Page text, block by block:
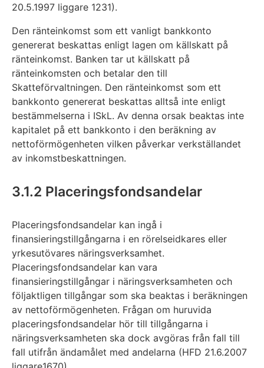
20.5.1997 liggare 1231).
Den ränteinkomst som ett vanligt bankkonto
genererat beskattas enligt lagen om källskatt på
ränteinkomst. Banken tar ut källskatt på
ränteinkomsten och betalar den till
Skatteförvaltningen. Den ränteinkomst som ett
bankkonto genererat beskattas alltså inte enligt
bestämmelserna i ISkL. Av denna orsak beaktas inte
kapitalet på ett bankkonto i den beräkning av
nettoförmögenheten vilken påverkar verkställandet
av inkomstbeskattningen.
3.1.2 Placeringsfondsandelar
Placeringsfondsandelar kan ingå i
finansieringstillgångarna i en rörelseidkares eller
yrkesutövares näringsverksamhet.
Placeringsfondsandelar kan vara
finansieringstillgångar i näringsverksamheten och
följaktligen tillgångar som ska beaktas i beräkningen
av nettoförmögenheten. Frågan om huruvida
placeringsfondsandelar hör till tillgångarna i
näringsverksamheten ska dock avgöras från fall till
fall utifrån ändamålet med andelarna (HFD 21.6.2007